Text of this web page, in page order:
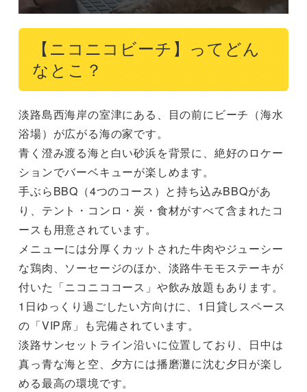
【ニコニコビーチ】ってどん
なとこ？
淡路島西海岸の室津にある、目の前にビーチ（海水
浴場）が広がる海の家です。
青く澄み渡る海と白い砂浜を背景に、絶好のロケー
ションでバーベキューが楽しめます。
手ぶらBBQ（4つのコース）と持ち込みBBQがあ
り、テント・コンロ・炭・食材がすべて含まれたコ
ースも用意されています。
メニューには分厚くカットされた牛肉やジューシー
な鶏肉、ソーセージのほか、淡路牛モモステーキが
付いた「ニコニココース」や飲み放題もあります。
1日ゆっくり過ごしたい方向けに、1日貸しスペース
の「VIP席」も完備されています。
淡路サンセットライン沿いに位置しており、日中は
真っ青な海と空、夕方には播磨灘に沈む夕日が楽し
める最高の環境です。